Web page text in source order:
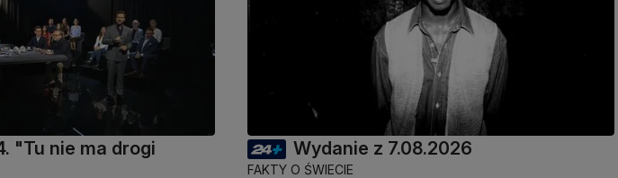
"Tu nie ma drogi
Wydanie z 7.08.2026
FAKTY O ŚWIECIE